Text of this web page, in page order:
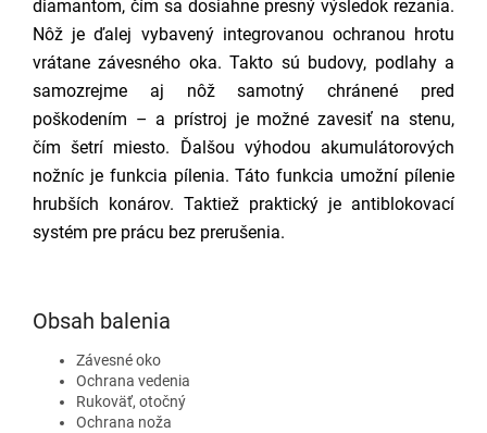
diamantom, čím sa dosiahne presný výsledok rezania.
Nôž je ďalej vybavený integrovanou ochranou hrotu
vrátane závesného oka. Takto sú budovy, podlahy a
samozrejme aj nôž samotný chránené pred
poškodením – a prístroj je možné zavesiť na stenu,
čím šetrí miesto. Ďalšou výhodou akumulátorových
nožníc je funkcia pílenia. Táto funkcia umožní pílenie
hrubších konárov. Taktiež praktický je antiblokovací
systém pre prácu bez prerušenia.
Obsah balenia
Závesné oko
Ochrana vedenia
Rukoväť, otočný
Ochrana noža